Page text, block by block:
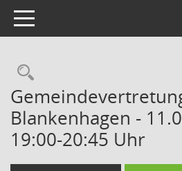
Toggle navigation
Rechercheauswahl
Blankenhagen -
19:00-20:45 Uhr